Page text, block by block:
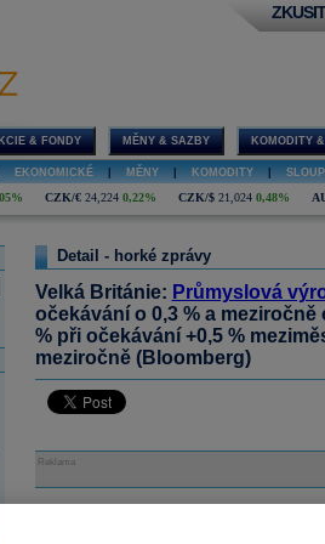
& FONDY MĚNY & SAZBY KOMODITY
EKONOMICKÉ MĚNY KOMODITY
CZK/€ 24,224 0,22% CZK/$ 21,024 0,48%
Detail - horké zprávy
Velká Británie: Průmyslová
očekávání o 0,3 % a
% při očekávání +0,5 %
meziročně (Bloomberg)
Reklama